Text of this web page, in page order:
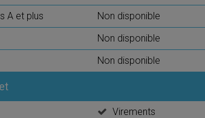
A et plus
Non disponible
Non disponible
Non disponible
Virements